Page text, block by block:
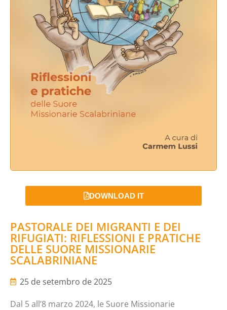
DOWNLOAD IT
PASTORALE DEI MIGRANTI E DEI
RIFUGIATI: RIFLESSIONI E PRATICHE
DELLE SUORE MISSIONARIE
SCALABRINIANE
25 de setembro de 2025
Dal 5 all’8 marzo 2024, le Suore Missionarie